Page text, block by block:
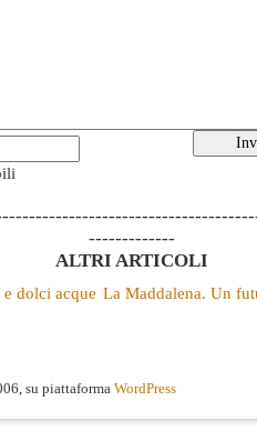
-------------
ALTRI ARTICOLI
dolci acque La Maddalena. Un
su piattaforma WordPress